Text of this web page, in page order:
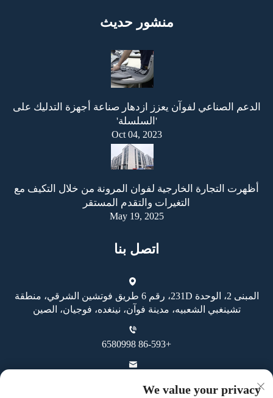
منشور حديث
الدعم الصناعي لفوآن يعزز ازدهار صناعة أجهزة التدليك على
'السلسلة'
Oct 04, 2023
أظهرت التجارة الخارجية لفوان المرونة من خلال التكيف مع
التغيرات والتقدم المستقر
May 19, 2025
اتصل بنا
المبنى 2، الوحدة 231D، رقم 6 طريق فوتشين الشرقي، منطقة
تشينغبي الشعبيه، مدينة فوآن، نينغده، فوجيان، الصين
+86-593 6580998
We value your privacy